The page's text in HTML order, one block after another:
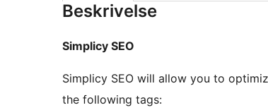
Beskrivelse
Simplicy SEO
Simplicy SEO will allow you to
the following tags: